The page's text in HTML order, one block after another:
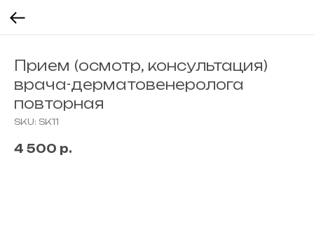
Прием (осмотр, консультация)
врача-дерматовенеролога
повторная
SKU: SK11
4 500 р.